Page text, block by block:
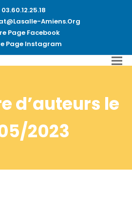
03.60.12.25.18
Amiens.org
Page Facebook
Page Instagram
d’auteurs le
2023